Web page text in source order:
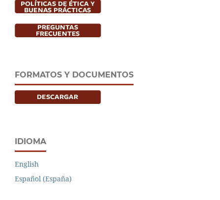
FORMATOS Y DOCUMENTOS
IDIOMA
English
Español (España)